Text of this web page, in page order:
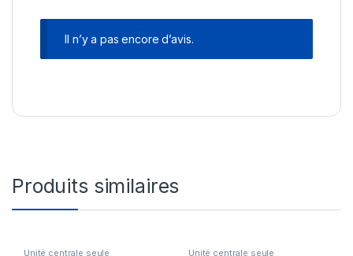
Il n’y a pas encore d’avis.
Produits similaires
Unité centrale seule Unité centrale seule